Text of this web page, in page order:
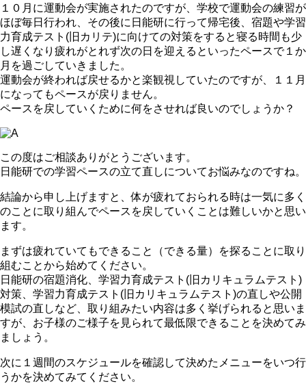
１０月に運動会が実施されたのですが、学校で運動会の練習が
ほぼ毎日行われ、その後に日能研に行って帰宅後、宿題や学習
力育成テスト(旧カリテ)に向けての対策をすると寝る時間も少
し遅くなり疲れがとれず次の日を迎えるといったペースで１か
月を過ごしていきました。
運動会が終われば戻せるかと楽観視していたのですが、１１月
になってもペースが戻りません。
ペースを戻していくために何をさせれば良いのでしょうか？
この度はご相談ありがとうございます。
日能研での学習ペースの立て直しについてお悩みなのですね。
結論から申し上げますと、体が疲れておられる時は一気に多く
のことに取り組んでペースを戻していくことは難しいかと思い
ます。
まずは疲れていてもできること（できる量）を探ることに取り
組むことから始めてください。
日能研の宿題消化、学習力育成テスト(旧カリキュラムテスト)
対策、学習力育成テスト(旧カリキュラムテスト)の直しや公開
模試の直しなど、取り組みたい内容は多く挙げられると思いま
すが、お子様のご様子を見られて最低限できることを決めてみ
ましょう。
次に１週間のスケジュールを確認して決めたメニューをいつ行
うかを決めてみてください。